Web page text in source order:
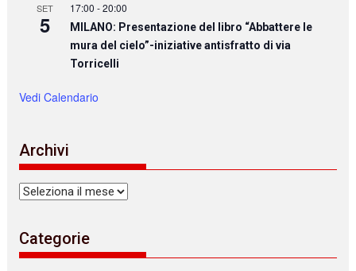
SET
5
17:00 -20:00
MILANO: Presentazione del libro “Abbattere le
mura del cielo”-iniziative antisfratto di via
Torricelli
Vedi Calendario
Archivi
Archivi
Categorie